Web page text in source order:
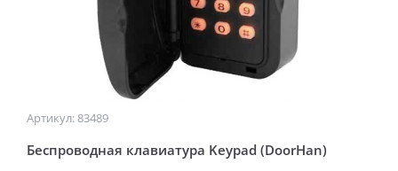
Артикул: 83489
Беспроводная клавиатура Keypad (DoorHan)